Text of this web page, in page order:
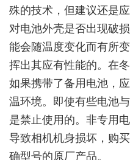
殊的技术，但建议还是
对电池外壳是否出现破
能会随温度变化而有所
挥出其应有性能的。在
如果携带了备用电池，
温环境。即使有些电池
是禁止使用的。非专用
导致相机机身损坏，购
确型号的原厂产品。